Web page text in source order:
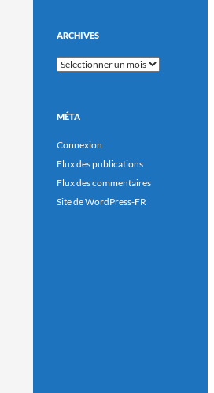
ARCHIVES
Archives
MÉTA
Connexion
Flux des publications
Flux des commentaires
Site de WordPress-FR